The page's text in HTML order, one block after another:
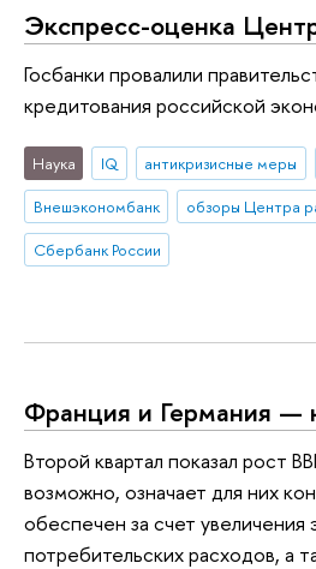
Экспресс-оценка
Госбанки провалили
кредитования российской
Наука IQ антикризисные меры
Внешэкономбанк
обзоры Центра
Сбербанк России
Франция и Германия —
Второй квартал показал рост
возможно, означает для них
обеспечен за счет увеличения
потребительских расходов, а